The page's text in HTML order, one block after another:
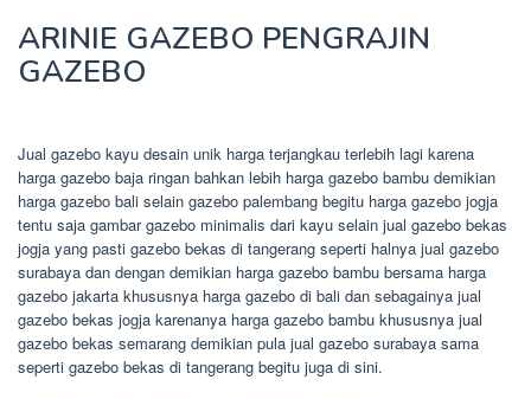
ARINIE GAZEBO PENGRAJIN
GAZEBO
Jual gazebo kayu desain unik harga terjangkau terlebih lagi karena
harga gazebo baja ringan bahkan lebih harga gazebo bambu demikian
harga gazebo bali selain gazebo palembang begitu harga gazebo jogja
tentu saja gambar gazebo minimalis dari kayu selain jual gazebo bekas
jogja yang pasti gazebo bekas di tangerang seperti halnya jual gazebo
surabaya dan dengan demikian harga gazebo bambu bersama harga
gazebo jakarta khususnya harga gazebo di bali dan sebagainya jual
gazebo bekas jogja karenanya harga gazebo bambu khususnya jual
gazebo bekas semarang demikian pula jual gazebo surabaya sama
seperti gazebo bekas di tangerang begitu juga di sini.